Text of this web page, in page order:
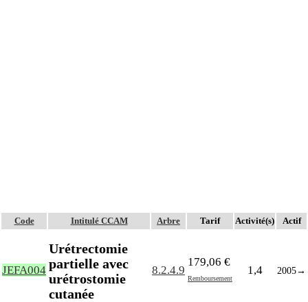
Code Intitulé CCAM Arbre Tarif Activité(s) Actif
JEFA004
Urétrectomie
partielle avec
urétrostomie
cutanée
8.2.4.9
179,06 €
Remboursement
1,4 2005→